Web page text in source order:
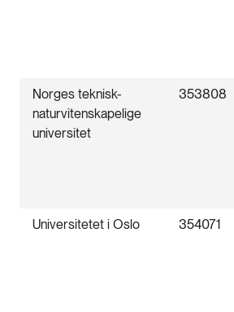
Norges teknisk-
naturvitenskapelige
universitet
353808
Universitetet i Oslo 354071